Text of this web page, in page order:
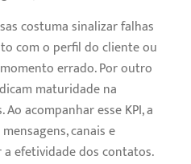
costuma sinalizar falhas
com o perfil do cliente ou
errado. Por outro
maturidade na
acompanhar esse KPI, a
canais e
efetividade dos contatos.